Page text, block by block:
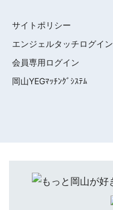
サイトポリシー
エンジェルタッチログイン
会員専用ログイン
岡山YEGﾏｯﾁﾝｸﾞｼｽﾃﾑ